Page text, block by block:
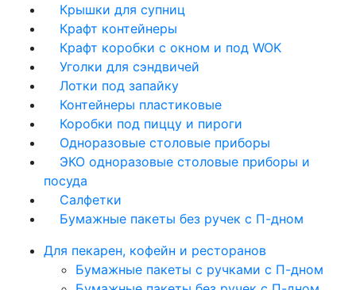
Крышки для супниц
Крафт контейнеры
Крафт коробки с окном и под WOK
Уголки для сэндвичей
Лотки под запайку
Контейнеры пластиковые
Коробки под пиццу и пироги
Одноразовые столовые приборы
ЭКО одноразовые столовые приборы и
посуда
Салфетки
Бумажные пакеты без ручек с П-дном
Для пекарен, кофейн и ресторанов
Бумажные пакеты с ручками с П-дном